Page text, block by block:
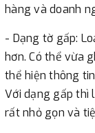
hàng và doanh
- Dạng tờ gấp:
hơn. Có thể vừa
thể hiện thông
Với dạng gấp thì
rất nhỏ gọn và